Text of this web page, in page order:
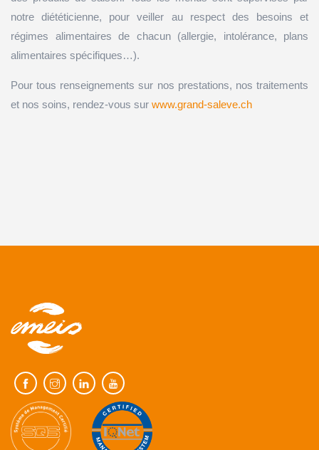
notre diététicienne, pour veiller au respect des besoins et
régimes alimentaires de chacun (allergie, intolérance, plans
alimentaires spécifiques…).
Pour tous renseignements sur nos prestations, nos traitements
et nos soins, rendez-vous sur www.grand-saleve.ch